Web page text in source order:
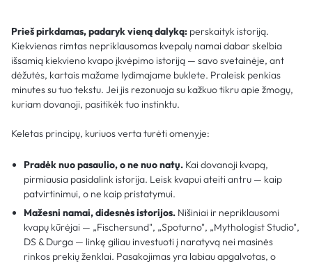
Prieš pirkdamas, padaryk vieną dalyką: perskaityk istoriją.
Kiekvienas rimtas nepriklausomas kvepalų namai dabar skelbia
išsamią kiekvieno kvapo įkvėpimo istoriją — savo svetainėje, ant
dėžutės, kartais mažame lydimajame buklete. Praleisk penkias
minutes su tuo tekstu. Jei jis rezonuoja su kažkuo tikru apie žmogų,
kuriam dovanoji, pasitikėk tuo instinktu.
Keletas principų, kuriuos verta turėti omenyje:
Pradėk nuo pasaulio, o ne nuo natų. Kai dovanoji kvapą,
pirmiausia pasidalink istorija. Leisk kvapui ateiti antru — kaip
patvirtinimui, o ne kaip pristatymui.
Mažesni namai, didesnės istorijos. Nišiniai ir nepriklausomi
kvapų kūrėjai — „Fischersund", „Spoturno", „Mythologist Studio",
DS & Durga — linkę giliau investuoti į naratyvą nei masinės
rinkos prekių ženklai. Pasakojimas yra labiau apgalvotas, o